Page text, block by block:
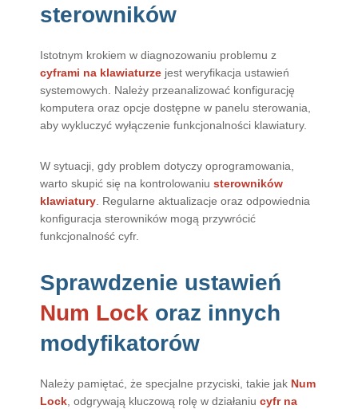
sterowników
Istotnym krokiem w diagnozowaniu problemu z
cyframi na klawiaturze jest weryfikacja ustawień
systemowych. Należy przeanalizować konfigurację
komputera oraz opcje dostępne w panelu sterowania,
aby wykluczyć wyłączenie funkcjonalności klawiatury.
W sytuacji, gdy problem dotyczy oprogramowania,
warto skupić się na kontrolowaniusterowników
klawiatury. Regularne aktualizacje oraz odpowiednia
konfiguracja sterowników mogą przywrócić
funkcjonalność cyfr.
Sprawdzenie ustawień
Num Lock oraz innych
modyfikatorów
Należy pamiętać, że specjalne przyciski, takie jak Num
Lock, odgrywają kluczową rolę w działaniucyfr na